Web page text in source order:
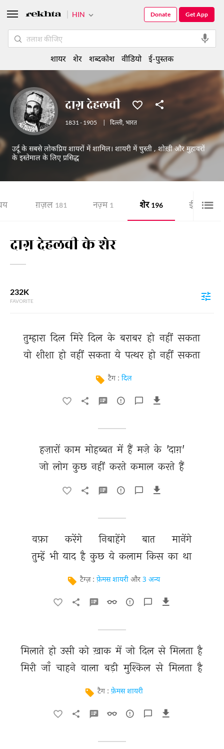
दाग़ देहलवी
1831 - 1905 दिल्ली, भारत
उर्दू के सबसे लोकप्रिय शायरों में शामिल। शायरी में चुस्ती , शोख़ी और मुहावरों
के इस्तेमाल के लिए प्रसिद्ध
ग़ज़ल 181 नज़्म 1 शेर 196 ई-पुस्तक
दाग़ देहलवी के शेर
232K
FAVORITE
तुम्हारा दिल मिरे दिल के बराबर हो नहीं सकता
वो शीशा हो नहीं सकता ये पत्थर हो नहीं सकता
टैग : दिल
हज़ारों काम मोहब्बत में हैं मज़े के 'दाग़'
जो लोग कुछ नहीं करते कमाल करते हैं
वफ़ा करेंगे निबाहेंगे बात
मानेंगे
तुम्हें भी याद है कुछ ये कलाम किस का था
टैग्ज़ : फ़ेमस शायरी और 3 अन्य
मिलाते हो उसी को ख़ाक में जो दिल से मिलता है
मिरी जाँ चाहने वाला बड़ी मुश्किल से मिलता है
टैग : फ़ेमस शायरी
HIN Get App
Donate
शायर शेर शब्दकोश वीडियो ई-पुस्तक